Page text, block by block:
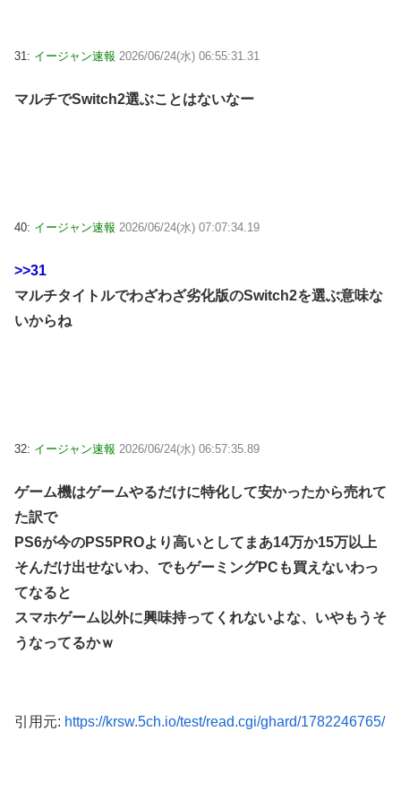
31: イージャン速報 2026/06/24(水) 06:55:31.31
マルチでSwitch2選ぶことはないなー
40: イージャン速報 2026/06/24(水) 07:07:34.19
>>31
マルチタイトルでわざわざ劣化版のSwitch2を選ぶ意味な
いからね
32: イージャン速報 2026/06/24(水) 06:57:35.89
ゲーム機はゲームやるだけに特化して安かったから売れて
た訳で
PS6が今のPS5PROより高いとしてまあ14万か15万以上
そんだけ出せないわ、でもゲーミングPCも買えないわっ
てなると
スマホゲーム以外に興味持ってくれないよな、いやもうそ
うなってるかｗ
引用元: https://krsw.5ch.io/test/read.cgi/ghard/1782246765/